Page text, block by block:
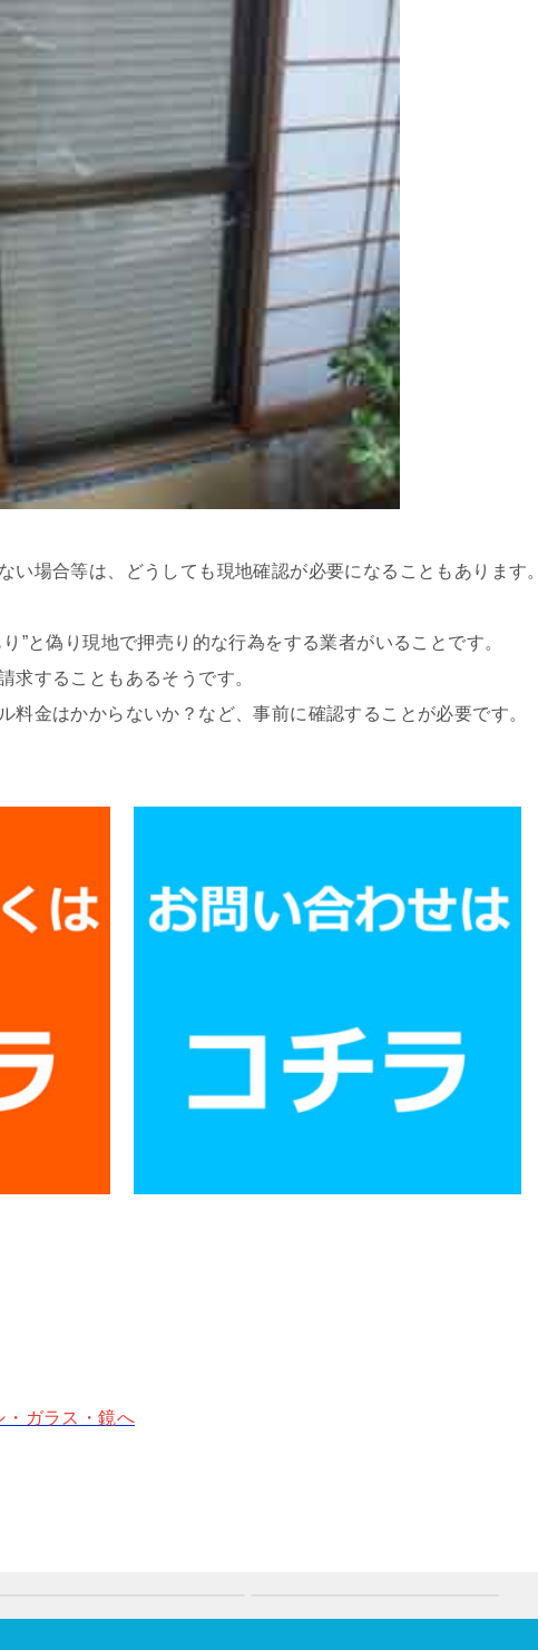
い場合等は、どうしても現地確認が必要になることもあります。
”と偽り現地で押売り的な行為をする業者がいることです。
求することもあるそうです。
料金はかからないか？など、事前に確認することが必要です。